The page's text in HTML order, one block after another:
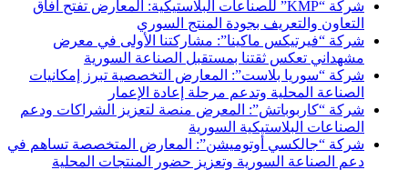
شركة “KMP” للصناعات البلاستيكية: المعارض تفتح آفاق
التعاون والتعريف بجودة المنتج السوري
شركة “فيرتيكس ماكينا”: مشاركتنا الأولى في معرض
مشهداني تعكس ثقتنا بمستقبل الصناعة السورية
شركة “سوريا بلاست”: المعارض التخصصية تبرز إمكانيات
الصناعة المحلية وتدعم مرحلة إعادة الإعمار
شركة “كاربوباتش”: المعرض منصة لتعزيز الشراكات ودعم
الصناعات البلاستيكية السورية
شركة “جالكسي أوتوميشن”: المعارض المتخصصة تساهم في
دعم الصناعة السورية وتعزيز حضور المنتجات المحلية